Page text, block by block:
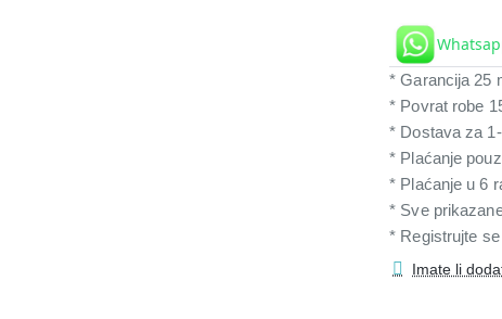
* Garancija 25
* Povrat robe
* Dostava za
* Plaćanje
* Plaćanje u 6
* Sve
* Registrujte
Imate li